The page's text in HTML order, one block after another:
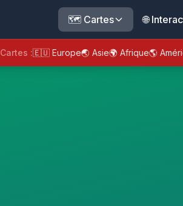
🗺️ Cartes 🌐
Cartes :🇪🇺 Europe🌏 Asie🌍 Afrique🌎